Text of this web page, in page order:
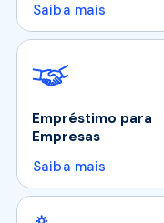
Saiba mais
Empréstimo para
Empresas
Saiba mais